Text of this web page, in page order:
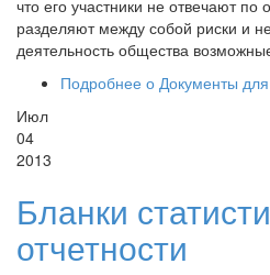
что его участники не отвечают по
разделяют между собой риски и
деятельность общества
Подробнее о Документы
Июл
04
2013
Бланки
отчетности